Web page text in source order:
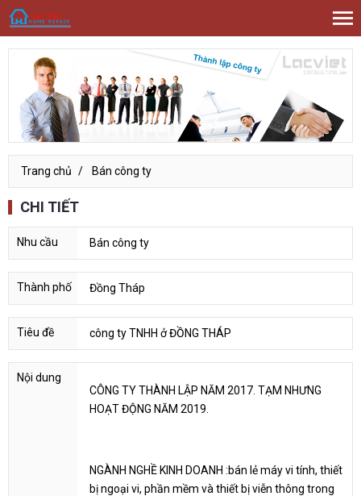
Trang chủ Bán công ty
CHI TIẾT
Bán công ty
Đồng Tháp
công ty TNHH ở ĐỒNG THÁP
CÔNG TY THÀNH LẬP NĂM 2017. TẠM NHƯNG
HOẠT ĐỘNG NĂM 2019.
NGÀNH NGHỀ KINH DOANH :bán lẻ máy vi tính, thiết
bị ngoại vi, phần mềm và thiết bị viễn thông trong